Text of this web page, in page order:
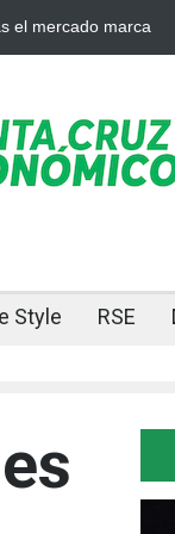
el oro y la plata
Style RSE